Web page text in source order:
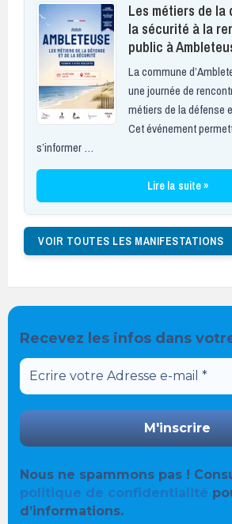
Les métiers de la
la sécurité à la
public à
La commune
une journée de
métiers de la défense
Cet événement
s’informer …
Lire la suite »
VOIR TOUTES LES MANIFESTATIONS
Recevez les infos dans
Nous ne spammons pas !
politique de confidentialité
d’informations.